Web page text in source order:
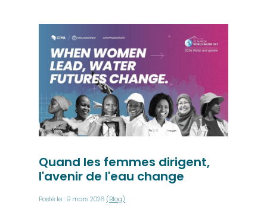
Quand les femmes dirigent,
l'avenir de l'eau change
Posté le : 9 mars 2026 (Blog)